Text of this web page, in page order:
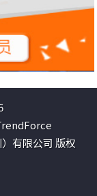
有限公司 版权